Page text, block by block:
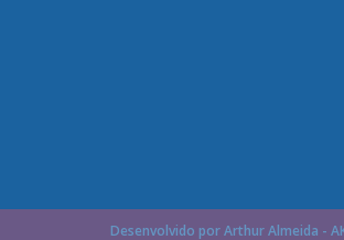
Desenvolvido por Arthur Almeida -